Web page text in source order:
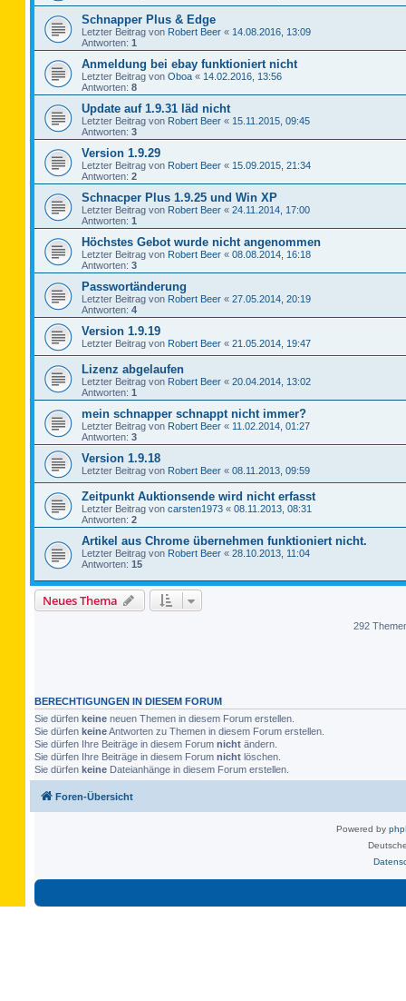
Schnapper Plus & Edge
Letzter Beitrag von Robert Beer « 14.08.2016, 13:09
Antworten: 1
Anmeldung bei ebay funktioniert nicht
Letzter Beitrag von Oboa « 14.02.2016, 13:56
Antworten: 8
Update auf 1.9.31 läd nicht
Letzter Beitrag von Robert Beer « 15.11.2015, 09:45
Antworten: 3
Version 1.9.29
Letzter Beitrag von Robert Beer « 15.09.2015, 21:34
Antworten: 2
Schnacper Plus 1.9.25 und Win XP
Letzter Beitrag von Robert Beer « 24.11.2014, 17:00
Antworten: 1
Höchstes Gebot wurde nicht angenommen
Letzter Beitrag von Robert Beer « 08.08.2014, 16:18
Antworten: 3
Passwortänderung
Letzter Beitrag von Robert Beer « 27.05.2014, 20:19
Antworten: 4
Version 1.9.19
Letzter Beitrag von Robert Beer « 21.05.2014, 19:47
Lizenz abgelaufen
Letzter Beitrag von Robert Beer « 20.04.2014, 13:02
Antworten: 1
mein schnapper schnappt nicht immer?
Letzter Beitrag von Robert Beer « 11.02.2014, 01:27
Antworten: 3
Version 1.9.18
Letzter Beitrag von Robert Beer « 08.11.2013, 09:59
Zeitpunkt Auktionsende wird nicht erfasst
Letzter Beitrag von carsten1973 « 08.11.2013, 08:31
Antworten: 2
Artikel aus Chrome übernehmen funktioniert nicht.
Letzter Beitrag von Robert Beer « 28.10.2013, 11:04
Antworten: 15
Neues Thema
292
BERECHTIGUNGEN IN DIESEM FORUM
Sie dürfen keine neuen Themen in diesem Forum erstellen.
Sie dürfen keineAntworten zu Themen in diesem Forum erstellen.
Sie dürfen Ihre Beiträge in diesem Forum nicht ändern.
Sie dürfen Ihre Beiträge in diesem Forum nicht löschen.
Sie dürfen keine Dateianhänge in diesem Forum erstellen.
Foren-Übersicht
Powered by